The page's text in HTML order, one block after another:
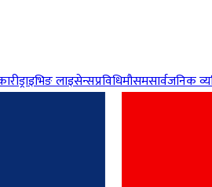
ड्राइभिङ लाइसेन्सप्रविधिमौसमसार्वजनिक